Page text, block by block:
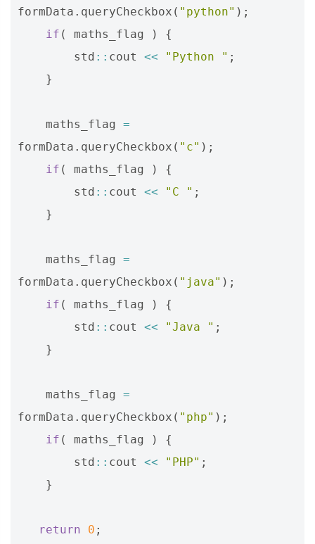
formData . queryCheckbox ( "python" );
if ( maths_flag )
{
std :: cout << "Python " ;
}
maths_flag =
formData . queryCheckbox ( "c" );
if ( maths_flag )
{
std :: cout << "C " ;
}
maths_flag =
formData . queryCheckbox ( "java" );
if ( maths_flag )
{
std :: cout << "Java " ;
}
maths_flag =
formData . queryCheckbox ( "php" );
if ( maths_flag )
{
std :: cout << "PHP" ;
}
return 0 ;